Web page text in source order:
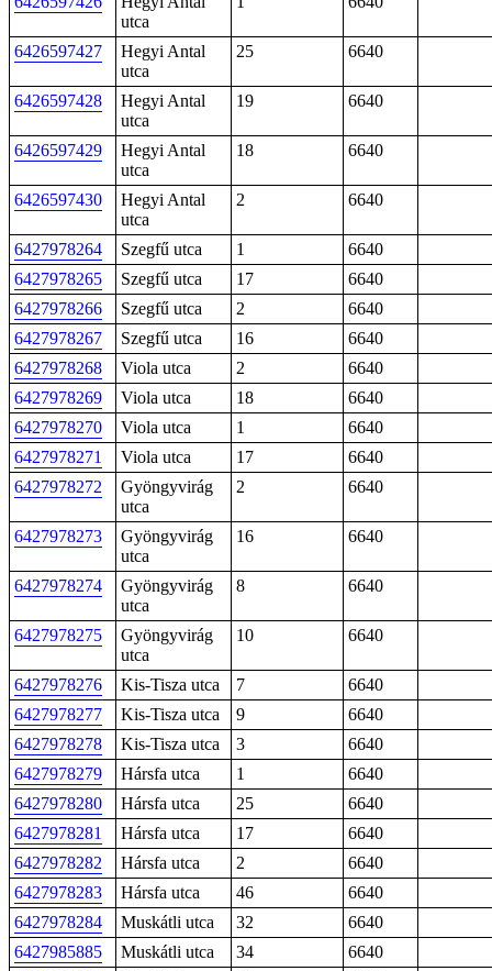
utca
6426597427
Hegyi Antal
utca
25 6640
6426597428
Hegyi Antal
utca
19 6640
6426597429
Hegyi Antal
utca
18 6640
6426597430
Hegyi Antal
utca
2 6640
6427978264 Szegfű utca 1
6640
6427978265
Szegfű utca 17
6640
6427978266
Szegfű utca 2
6640
6427978267
Szegfű utca 16
6640
6427978268
Viola utca 2
6640
6427978269
Viola utca 18
6640
6427978270
Viola utca 1
6640
6427978271
Viola utca 17
6640
6427978272
Gyöngyvirág
utca
2 6640
6427978273
Gyöngyvirág
utca
16 6640
6427978274
Gyöngyvirág
utca
8 6640
6427978275
Gyöngyvirág
utca
10 6640
6427978276 Kis-Tisza utca 7
6640
6427978277
Kis-Tisza utca 9
6640
6427978278
Kis-Tisza utca 3
6640
6427978279
Hársfa utca 1
6640
6427978280
Hársfa utca 25
6640
6427978281
Hársfa utca 17
6640
6427978282
Hársfa utca 2
6640
6427978283
Hársfa utca 46
6640
6427978284
Muskátli utca 32
6640
6427985885
Muskátli utca 34
6640